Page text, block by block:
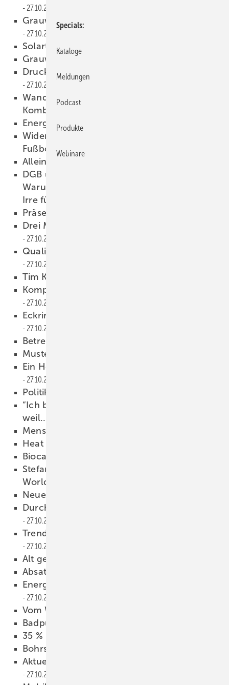
27.10.2011
Grauwassernutzung im Studentenwohnheim
27.10.2011
Solartechnik auf kleinstem Raum
Grauwasser statt Weihwasser
Druckausgleich in der Abwasserleitung
27.10.2011
Wand- und Bodenheizung in der
Kombination
Energietransfer im Gebäude
Widersprüchliche Normen bei
Fußbodenheizungen
Alleinstehend
DGB und Energiewende oder
Warum deutsche Tugenden ­manchmal in die
Irre führen
Präsente zur Weihnachtszeit
Drei Millionen Bäder altersgerecht umbauen
27.10.2011
Qualität — was das Handwerk davon hat
27.10.2011
Tim Krögel für SHK in Brüssel
Kompetenz der Mitgliedsbetriebe stärken
27.10.2011
Eckring: etabliertes Zeichen für Qualität
27.10.2011
Betreiber auf Pflichten hinweisen
Musterschreiben zum Download
Ein Herbst mit vollen Auftragsbüchern
27.10.2011
Politik ohne klare Botschaften
“Ich bin Mitglied der Berufsorganisation,
weil...
Menschen
Heat Pump City ­Nürnberg
Biocats erfolgreich ­geprüft
Stefan Ebner wird Fünfter bei den
Worldskills
Neuer Vorstand und Fachtagung
Durch Einsparmaßnahmen AKW ersetzen
27.10.2011
Trends bei ­Pellets und Holzfeuerung
27.10.2011
Alt gegen neu
Absatz bei Pellets stagniert
Energiewende mit Brennstoffzellen
27.10.2011
Vom Wasser berührt
Badputzverhalten ­unter der Lupe
35 % mehr Heizkosten
Bohrstopp aufgehoben
Aktuelle Übersicht auf sbz-online.de
27.10.2011
Specials
Kataloge
Meldungen
Podcast
Produkte
Webinare